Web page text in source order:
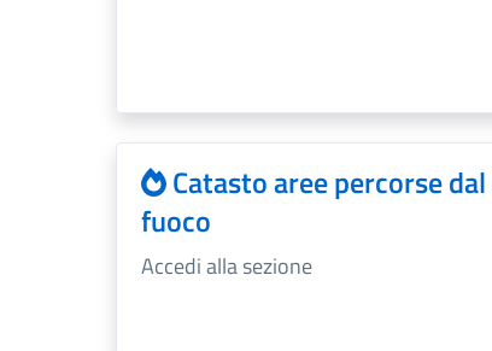
Catasto aree percorse dal
fuoco
Accedi alla sezione